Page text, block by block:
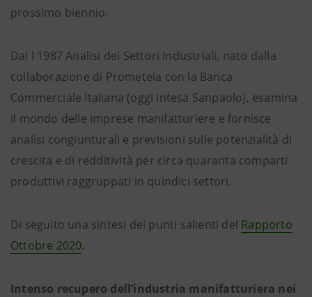
prossimo biennio.
Dal l 1987 Analisi dei Settori Industriali, nato dalla
collaborazione di Prometeia con la Banca
Commerciale Italiana (oggi Intesa Sanpaolo), esamina
il mondo delle imprese manifatturiere e fornisce
analisi congiunturali e previsioni sulle potenzialità di
crescita e di redditività per circa quaranta comparti
produttivi raggruppati in quindici settori.
Di seguito una sintesi dei punti salienti del Rapporto
Ottobre 2020.
Intenso recupero dell’industria manifatturiera nei